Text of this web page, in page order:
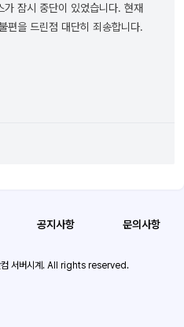
가 잠시 중단이 있었습니다. 현재
편을 드린점 대단히 죄송합니다.
공지사항 문의사항
서버시계. All rights reserved.